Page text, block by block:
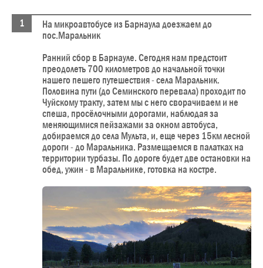
На микроавтобусе из Барнаула доезжаем до
пос.Маральник
Ранний сбор в Барнауле. Сегодня нам предстоит
преодолеть 700 километров до начальной точки
нашего пешего путешествия - села Маральник.
Половина пути (до Семинского перевала) проходит по
Чуйскому тракту, затем мы с него сворачиваем и не
спеша, просёлочными дорогами, наблюдая за
меняющимися пейзажами за окном автобуса,
добираемся до села Мульта, и, еще через 15км лесной
дороги - до Маральника. Размещаемся в палатках на
территории турбазы. По дороге будет две остановки на
обед, ужин - в Маральнике, готовка на костре.